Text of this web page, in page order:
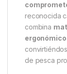
reconocida
combina
de pesca